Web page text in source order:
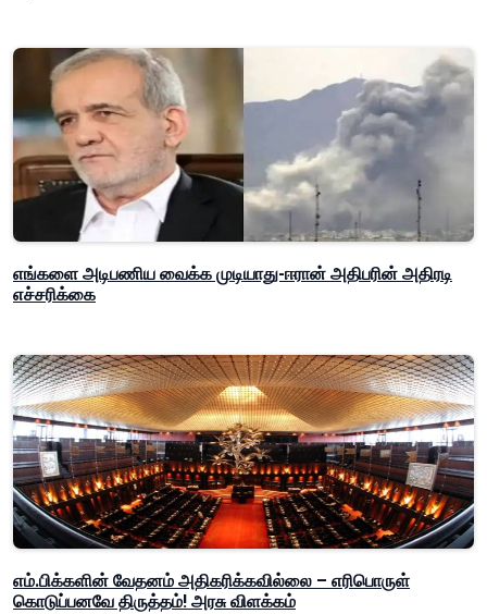
எங்களை அடிபணிய வைக்க முடியாது-ஈரான் அதிபரின் அதிரடி
எச்சரிக்கை
எம்.பிக்களின் வேதனம் அதிகரிக்கவில்லை – எரிபொருள்
கொடுப்பனவே திருத்தம்! அரசு விளக்கம்